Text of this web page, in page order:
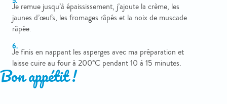
Je remue jusqu’à épaississement, j’ajoute la crème, les
jaunes d’œufs, les fromages râpés et la noix de muscade
râpée.
Je finis en nappant les asperges avec ma préparation et
laisse cuire au four à 200°C pendant 10 à 15 minutes.
Bon appétit !